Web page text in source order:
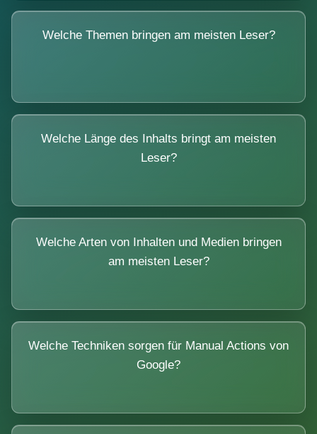
Welche Themen bringen am meisten Leser?
Welche Länge des Inhalts bringt am meisten
Leser?
Welche Arten von Inhalten und Medien bringen
am meisten Leser?
Welche Techniken sorgen für Manual Actions von
Google?